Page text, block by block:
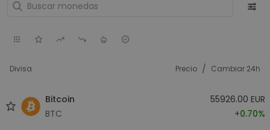
Divisa Precio / Cambiar 24h
Bitcoin
BTC
55926.00 EUR
+0.70%